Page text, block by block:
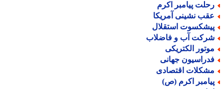
پیامبر اکرم
نشینی آمریکا
استقلال
آب و فاضلاب
الکتریکی
جهانی
اقتصادی
اکرم (ص)